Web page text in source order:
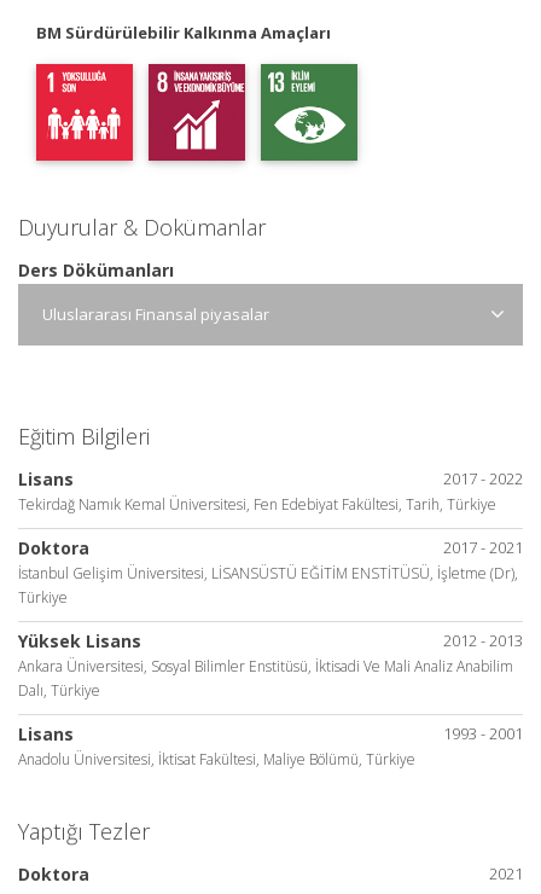
BM Sürdürülebilir Kalkınma Amaçları
Duyurular & Dokümanlar
Ders Dökümanları
Uluslararası Finansal piyasalar
Eğitim Bilgileri
2017 - 2022
Lisans
Tekirdağ Namık Kemal Üniversitesi, Fen Edebiyat Fakültesi, Tarih, Türkiye
2017 - 2021
Doktora
İstanbul Gelişim Üniversitesi, LİSANSÜSTÜ EĞİTİM ENSTİTÜSÜ, İşletme (Dr),
Türkiye
2012 - 2013
Yüksek Lisans
Ankara Üniversitesi, Sosyal Bilimler Enstitüsü, İktisadi Ve Mali Analiz Anabilim
Dalı, Türkiye
1993 - 2001
Lisans
Anadolu Üniversitesi, İktisat Fakültesi, Maliye Bölümü, Türkiye
Yaptığı Tezler
2021
Doktora